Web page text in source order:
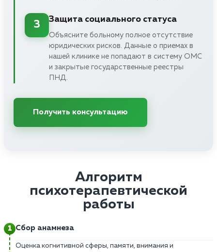
3
Защита социального статуса
Объясните больному полное отсутствие
юридических рисков. Данные о приемах в
нашей клинике не попадают в систему ОМС
и закрытые государственные реестры
ПНД.
Получить консультацию
Алгоритм
психотерапевтической
работы
Сбор анамнеза
Оценка когнитивной сферы, памяти, внимания и